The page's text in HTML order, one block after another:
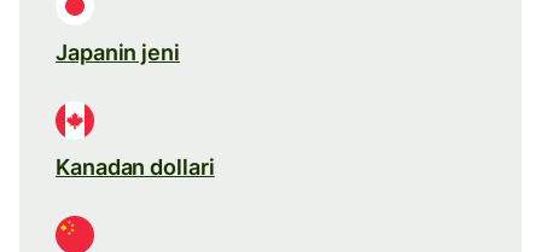
Japanin jeni
Kanadan dollari